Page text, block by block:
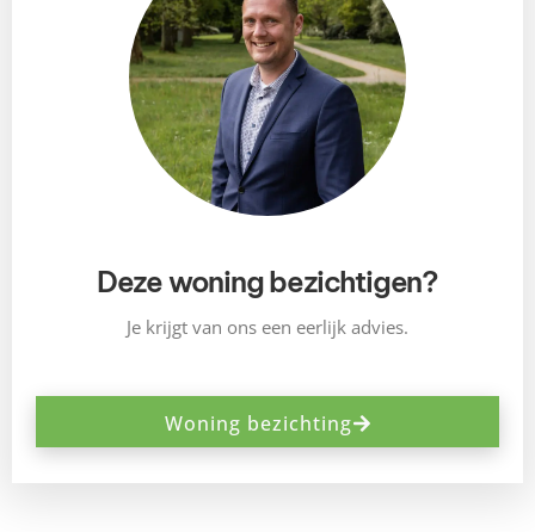
Deze woning bezichtigen?
Je krijgt van ons een eerlijk advies.
Woning bezichting